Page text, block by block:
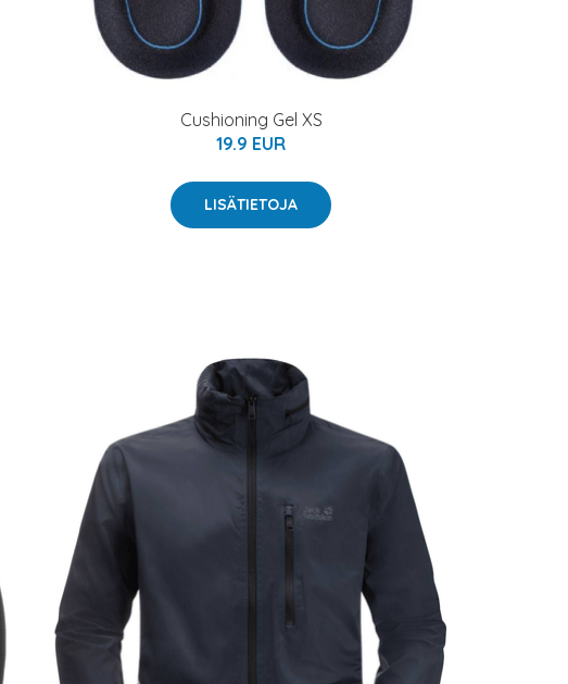
Cushioning Gel XS
19.9 EUR
LISÄTIETOJA